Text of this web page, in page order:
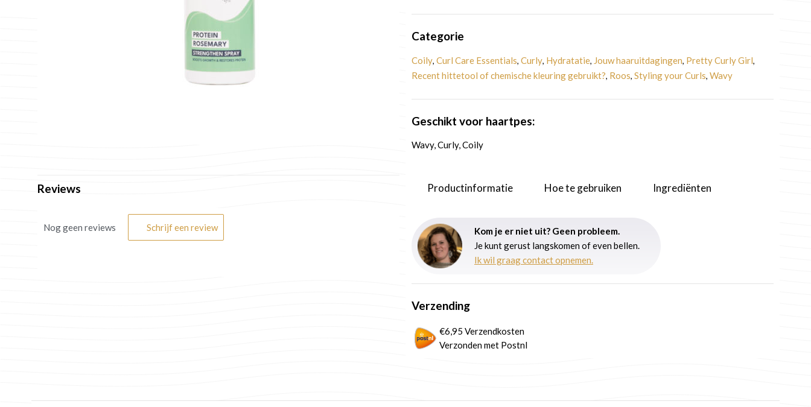
Reviews
Nog geen reviews Schrijf een review
Categorie
Coily, Curl Care Essentials, Curly, Hydratatie, Jouw haaruitdagingen, Pretty Curly Girl,
Recent hittetool of chemische kleuring gebruikt?, Roos, Styling your Curls, Wavy
Geschikt voor haartpes:
Wavy, Curly, Coily
Productinformatie Hoe te gebruiken Ingrediënten
Kom je er niet uit? Geen probleem.
Je kunt gerust langskomen of even bellen.
Ik wil graag contact opnemen.
Verzending
€6,95 Verzendkosten
Verzonden met Postnl